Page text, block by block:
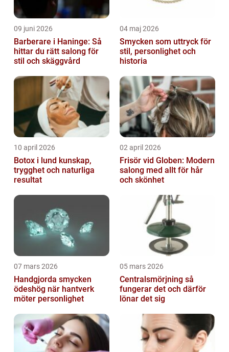
09 juni 2026
Barberare i Haninge: Så
hittar du rätt salong för
stil och skäggvård
04 maj 2026
Smycken som uttryck för
stil, personlighet och
historia
10 april 2026
Botox i lund kunskap,
trygghet och naturliga
resultat
02 april 2026
Frisör vid Globen: Modern
salong med allt för hår
och skönhet
07 mars 2026
Handgjorda smycken
ödeshög när hantverk
möter personlighet
05 mars 2026
Centralsmörjning så
fungerar det och därför
lönar det sig